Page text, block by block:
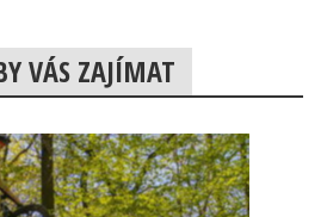
VÁS ZAJÍMAT